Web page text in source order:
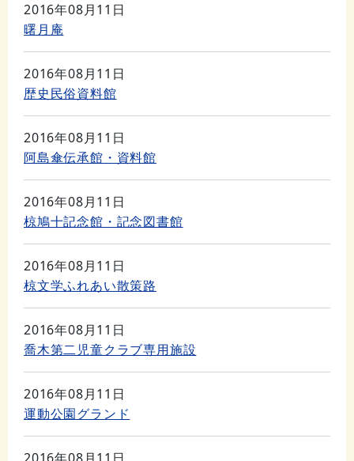
2016年08月11日
曙月庵
2016年08月11日
歴史民俗資料館
2016年08月11日
阿島傘伝承館・資料館
2016年08月11日
椋鳩十記念館・記念図書館
2016年08月11日
椋文学ふれあい散策路
2016年08月11日
喬木第二児童クラブ専用施設
2016年08月11日
運動公園グランド